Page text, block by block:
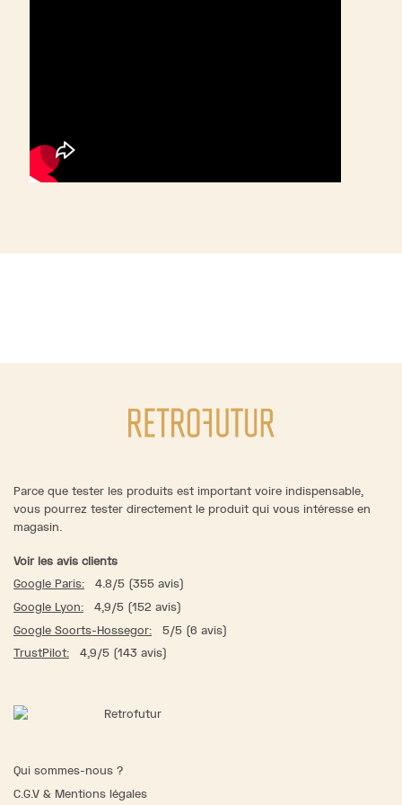
Parce que tester les produits est important voire indispensable,
vous pourrez tester directement le produit qui vous intéresse en
magasin.
Voir les avis clients
Google Paris:
4.8/5 (355 avis)
Google Lyon:
4,9/5 (152 avis)
Google Soorts-Hossegor:
5/5 (6 avis)
TrustPilot:
4,9/5 (143 avis)
Qui sommes-nous ?
C.G.V & Mentions légales